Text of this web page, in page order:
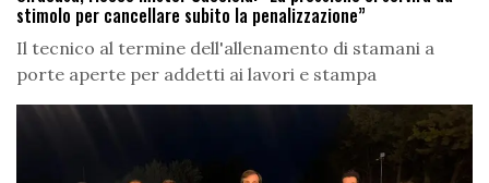
stimolo per cancellare subito la penalizzazione”
Il tecnico al termine dell'allenamento di stamani a
porte aperte per addetti ai lavori e stampa